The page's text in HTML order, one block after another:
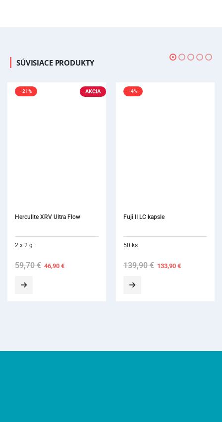
SÚVISIACE PRODUKTY
-4%
Fuji II LC kapsle
50 ks
139,90€ Original
price
133,90€Current